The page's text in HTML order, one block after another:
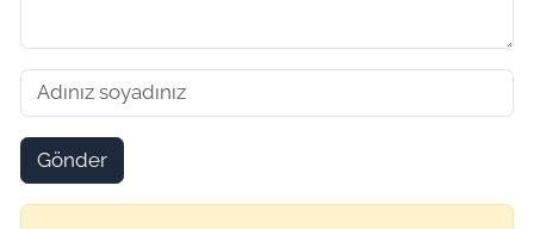
Gönder